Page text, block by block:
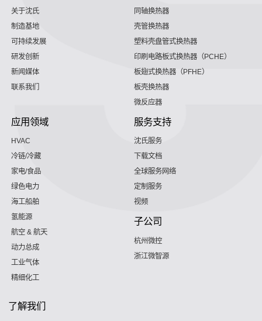
关于沈氏
制造基地
可持续发展
研发创新
新闻媒体
联系我们
同轴换热器
壳管换热器
塑料壳盘管式换热器
印刷电路板式换热器（PCHE）
板翅式换热器（PFHE）
板壳换热器
微反应器
应用领域
HVAC
冷链/冷藏
家电/食品
绿色电力
海工船舶
氢能源
航空 & 航天
动力总成
工业气体
精细化工
服务支持
沈氏服务
下载文档
全球服务网络
定制服务
视频
子公司
杭州微控
浙江微智源
了解我们